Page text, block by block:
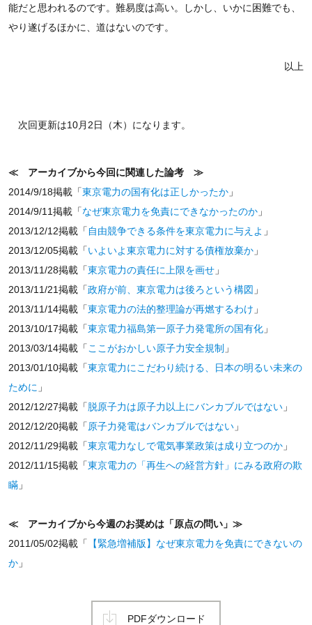
能だと思われるのです。難易度は高い。しかし、いかに困難でも、
やり遂げるほかに、道はないのです。
以上
次回更新は10月2日（木）になります。
≪ アーカイブから今回に関連した論考 ≫
2014/9/18掲載「東京電力の国有化は正しかったか」
2014/9/11掲載「なぜ東京電力を免責にできなかったのか」
2013/12/12掲載「自由競争できる条件を東京電力に与えよ 」
2013/12/05掲載「いよいよ東京電力に対する債権放棄か」
2013/11/28掲載「東京電力の責任に上限を画せ」
2013/11/21掲載「政府が前、東京電力は後ろという構図 」
2013/11/14掲載「東京電力の法的整理論が再燃するわけ 」
2013/10/17掲載「東京電力福島第一原子力発電所の国有化」
2013/03/14掲載「ここがおかしい原子力安全規制 」
2013/01/10掲載「東京電力にこだわり続ける、日本の明るい未来の
ために 」
2012/12/27掲載「脱原子力は原子力以上にバンカブルではない」
2012/12/20掲載「原子力発電はバンカブルではない」
2012/11/29掲載「東京電力なしで電気事業政策は成り立つのか」
2012/11/15掲載「東京電力の「再生への経営方針」にみる政府の欺
瞞」
≪ アーカイブから今週のお奨めは「原点の問い」≫
2011/05/02掲載「 【緊急増補版】なぜ東京電力を免責にできないの
か」
PDFダウンロード